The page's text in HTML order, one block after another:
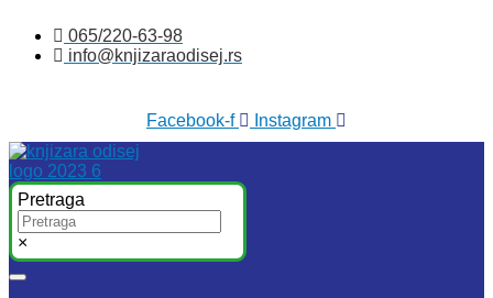
sadržaj
065/220-63-98
info@knjizaraodisej.rs
Facebook-f Instagram
Pretraga
×